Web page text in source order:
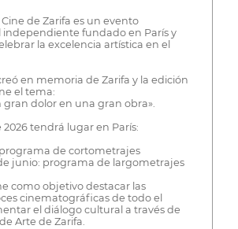
Cine de Zarifa es un evento
independiente fundado en París y
la excelencia artística en el
en memoria de Zarifa y la edición
el tema:
gran dolor en una gran obra».
2026 tendrá lugar en París:
programa de cortometrajes
de junio: programa de largometrajes
como objetivo destacar las
cinematográficas de todo el
el diálogo cultural a través de
Arte de Zarifa.